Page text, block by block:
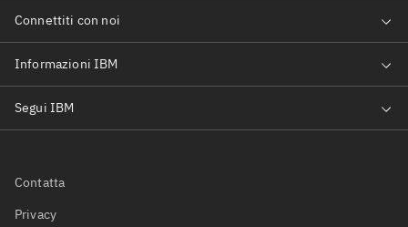
Contatta
Privacy